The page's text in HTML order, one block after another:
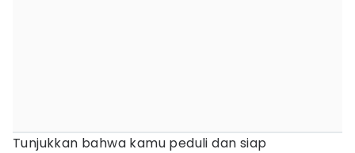
Tunjukkan bahwa kamu peduli dan siap